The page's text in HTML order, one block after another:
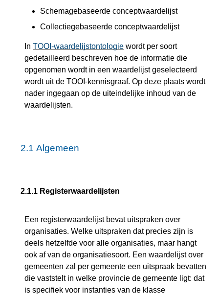
Schemagebaseerde conceptwaardelijst
Collectiegebaseerde conceptwaardelijst
In TOOI-waardelijstontologie wordt per soort
gedetailleerd beschreven hoe de informatie die
opgenomen wordt in een waardelijst geselecteerd
wordt uit de TOOI-kennisgraaf. Op deze plaats wordt
nader ingegaan op de uiteindelijke inhoud van de
waardelijsten.
2.1 Algemeen
2.1.1 Registerwaardelijsten
Een registerwaardelijst bevat uitspraken over
organisaties. Welke uitspraken dat precies zijn is
deels hetzelfde voor alle organisaties, maar hangt
ook af van de organisatiesoort. Een waardelijst over
gemeenten zal per gemeente een uitspraak bevatten
die vaststelt in welke provincie de gemeente ligt: dat
is specifiek voor instanties van de klasse